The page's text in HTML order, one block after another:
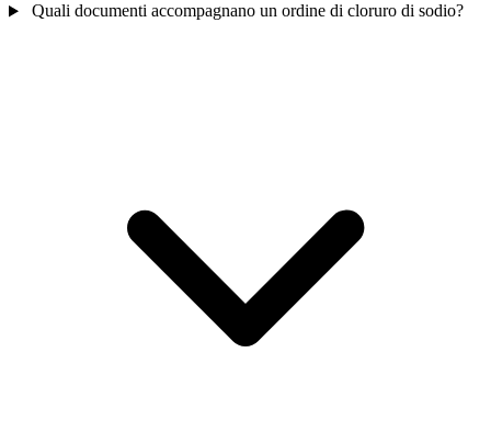
Quali documenti accompagnano un ordine di cloruro di sodio?